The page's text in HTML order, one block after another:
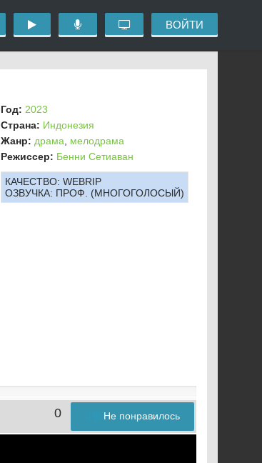
ВОЙТИ
Год: 2023
Страна: Индонезия
Жанр: драма
мелодрама
Режиссер: Бенни Сетиаван
КАЧЕСТВО: WEBRIP
ОЗВУЧКА: ПРОФ. (МНОГОГОЛОСЫЙ)
0 Не понравилось